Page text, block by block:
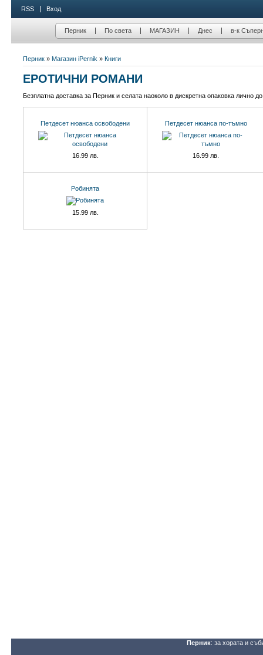
RSS Вход
Перник По света МАГАЗИН Днес в-к
Перник » Магазин iPernik » Книги
ЕРОТИЧНИ РОМАНИ
Безплатна доставка за Перник и селата наоколо в дискретна опаковка лично
Петдесет нюанса освободени
16.99 лв.
Петдесет нюанса по-тъмно
16.99 лв.
Робинята
15.99 лв.
Перник: за хората и